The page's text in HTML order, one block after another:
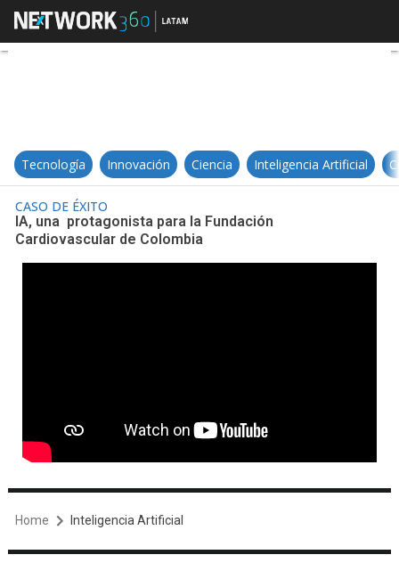
IA, una protagonista para la
Tecnología Innovación Ciencia Inteligencia Artificial
CASO DE ÉXITO
IA, una protagonista para la Fundación
Cardiovascular de Colombia
Home Inteligencia Artificial